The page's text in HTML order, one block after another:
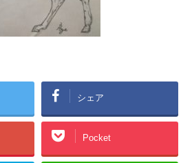
シェア
Pocket